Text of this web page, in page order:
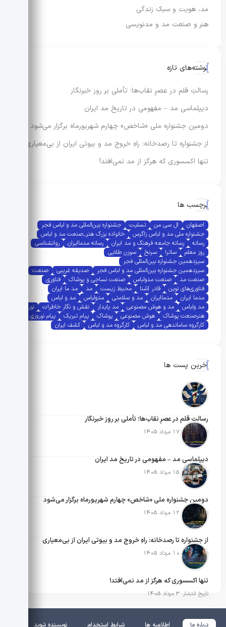
مد، هویت و سبک زندگی
هنر و صنعت مد و مدنویسی
نوشته‌های تازه
رسالتِ قلم در عصرِ نقاب‌ها؛ تأملی بر روز خبرنگار
دیپلماسی مد – مفهومی در تاریخ مد ایران
دومین جشنواره ملی «شاخص» چهارم شهریورماه برگزار می‌شود
از جشنواره تا رصدخانه: راهِ خروج مد و بیوتی ایران از بی‌معیاری
تنها اکسسوری که هرگز از مد نمی‌افتد!
برچسب ها
اصفهان ال سی من تسلیت
جشنواره بین‌المللی مد و لباس فجر
جشنواره ملی مد و لباس زاگرس
خانواده بزرگ هنر_صنعت مد و لباس
رسانه
رسانه جامعه فرهنگ و مد ایران رسانه مدماایران
روانشناسی
روز معلم
ساترا سرنخ
سوزن طلایی
سیزدهمین جشنواره بین‌المللی فجر
سیزدهمین جشنواره بین‌المللی مد و لباس فجر
صدیقه غریبی
صنعت
صنعت مد
صنعت مدولباس صنعت نساجی و پوشاک
فناوری
فناوری‌های نوین
قادر آشنا محیط زیست مد
مد ما ایران
مدما ایران
مدماایران مد و سلامتی مدولباس
مد و لباس
مد ولباس
مد و هوش مصنوعی مد پایدار نقش و نگار خاطرات
نوروز
هنرصنعت پوشاک
هوش مصنوعی پوشاک پیام تبریک
پیام نوروزی
کارگروه ساماندهی مد و لباس
کارگروه مد و لباس کشف ایران
آخرین پست ها
رسالتِ قلم در عصرِ نقاب‌ها؛ تأملی بر روز خبرنگار
تاریخ انتشار: 17 مرداد 1405
دیپلماسی مد – مفهومی در تاریخ مد ایران
تاریخ انتشار: 15 مرداد 1405
دومین جشنواره ملی «شاخص» چهارم شهریورماه برگزار می‌شود
تاریخ انتشار: 12 مرداد 1405
از جشنواره تا رصدخانه: راهِ خروج مد و بیوتی ایران از بی‌معیاری
تاریخ انتشار: 10 مرداد 1405
تنها اکسسوری که هرگز از مد نمی‌افتد!
تاریخ انتشار: 3 مرداد 1405
درباره ما اطلاعیه ها شرایط استخدام نویسنده شوید